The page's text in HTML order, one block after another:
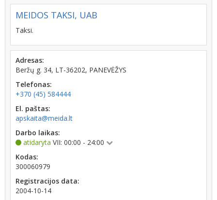
MEIDOS TAKSI, UAB
Taksi.
Adresas:
Beržų g. 34, LT-36202, PANEVĖŽYS
Telefonas:
+370 (45) 584444
El. paštas:
apskaita@meida.lt
Darbo laikas:
atidaryta VII: 00:00 - 24:00
Kodas:
300060979
Registracijos data:
2004-10-14